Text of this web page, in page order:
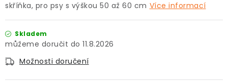
skříňka, pro psy s výškou 50 až 60 cm Více informací
Skladem
11.8.2026
Možnosti doručení